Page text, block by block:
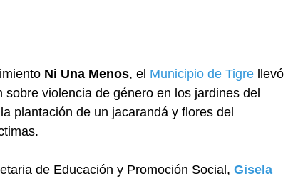
Ni Una Menos, el Municipio de Tigre llevó
violencia de género en los jardines del
plantación de un jacarandá y flores del
de Educación y Promoción Social, Gisela